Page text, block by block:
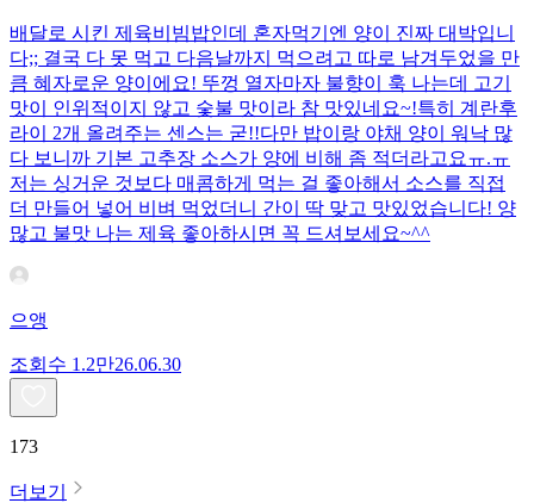
배달로 시킨 제육비빔밥인데 혼자먹기엔 양이 진짜 대박입니
다;; 결국 다 못 먹고 다음날까지 먹으려고 따로 남겨두었을 만
큼 혜자로운 양이에요! 뚜껑 열자마자 불향이 훅 나는데 고기
맛이 인위적이지 않고 숯불 맛이라 참 맛있네요~!특히 계란후
라이 2개 올려주는 센스는 굳!! ​다만 밥이랑 야채 양이 워낙 많
다 보니까 기본 고추장 소스가 양에 비해 좀 적더라고요ㅠ.ㅠ
저는 싱거운 것보다 매콤하게 먹는 걸 좋아해서 소스를 직접
더 만들어 넣어 비벼 먹었더니 간이 딱 맞고 맛있었습니다! 양
많고 불맛 나는 제육 좋아하시면 꼭 드셔보세요~^^
으앵
조회수 1.2만26.06.30
173
더보기